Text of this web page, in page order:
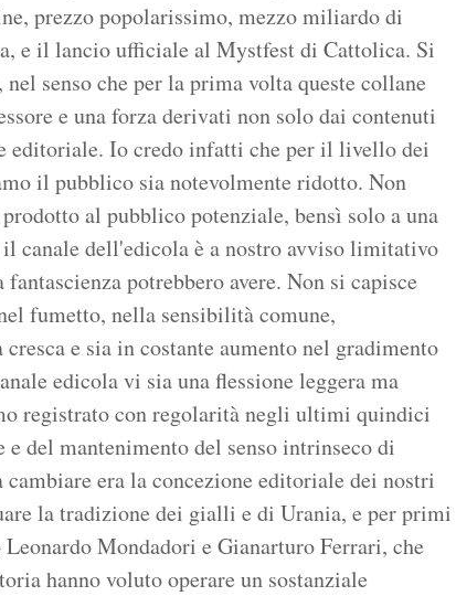
prezzo popolarissimo, mezzo miliardo di
e il lancio ufficiale al Mystfest di Cattolica. Si
senso che per la prima volta queste collane
e una forza derivati non solo dai contenuti
editoriale. Io credo infatti che per il livello dei
il pubblico sia notevolmente ridotto. Non
al pubblico potenziale, bensì solo a una
canale dell'edicola è a nostro avviso limitativo
potrebbero avere. Non si capisce
fumetto, nella sensibilità comune,
e sia in costante aumento nel gradimento
edicola vi sia una flessione leggera ma
registrato con regolarità negli ultimi quindici
del mantenimento del senso intrinseco di
cambiare era la concezione editoriale dei nostri
la tradizione dei gialli e di Urania, e per primi
Mondadori e Gianarturo Ferrari, che
hanno voluto operare un sostanziale